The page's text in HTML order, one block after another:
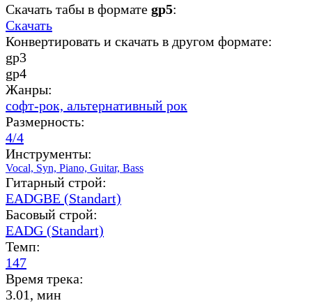
Скачать табы в формате gp5:
Скачать
Конвертировать и скачать в другом формате:
gp3
gp4
Жанры:
софт-рок, альтернативный рок
Размерность:
4/4
Инструменты:
Vocal, Syn, Piano, Guitar, Bass
Гитарный строй:
EADGBE (Standart)
Басовый строй:
EADG (Standart)
Темп:
147
Время трека:
3.01, мин